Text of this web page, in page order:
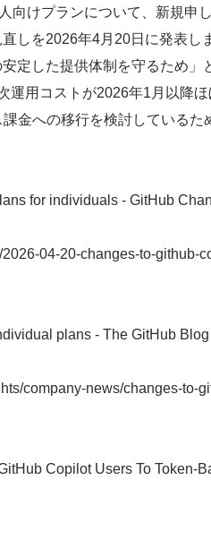
向けプランについて、新規申
しを2026年4月20日に発表し
定した提供体制を守るため」
運用コストが2026年1月以降
金への移行を検討しているた
for individuals - GitHub
04-20-changes-to-github-
plans - The GitHub Blog
company-news/changes-to-
Copilot Users To Token-